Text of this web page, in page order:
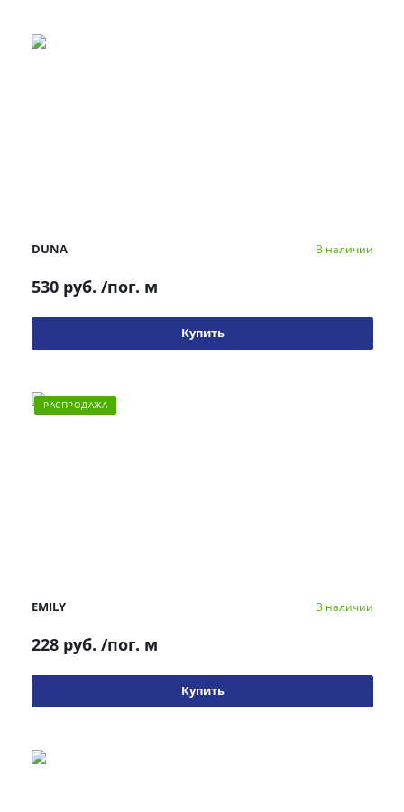
DUNA В наличии
530 руб. /пог. м
Купить
РАСПРОДАЖА
EMILY В наличии
228 руб. /пог. м
Купить